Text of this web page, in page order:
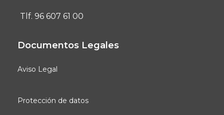
Tlf. 96 607 61 00
Documentos Legales
Aviso Legal
Protección de datos